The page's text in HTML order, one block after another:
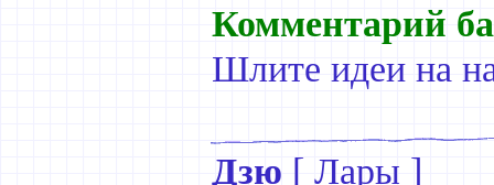
Комментарий
Шлите идеи на
Дзю [ Лары ]